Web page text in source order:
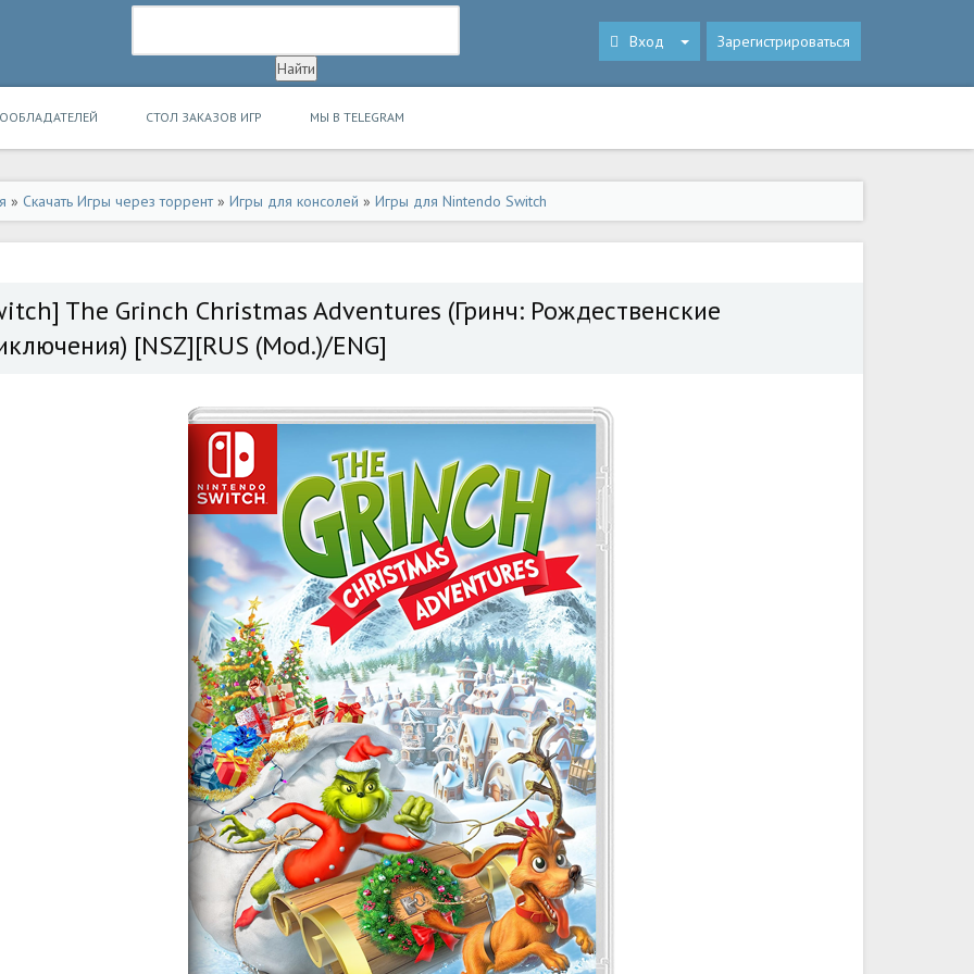
Вход Зарегистрироваться
СТОЛ ЗАКАЗОВ ИГР МЫ В TELEGRAM
» Скачать Игры через торрент» Игры для консолей » Игры для Nintendo Switch
The Grinch Christmas Adventures (Гринч: Рождественские
[NSZ][RUS (Mod.)/ENG]